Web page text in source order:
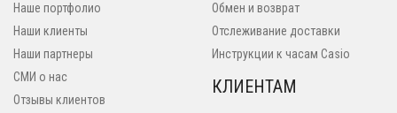
Наше портфолио
Наши клиенты
Наши партнеры
СМИ о нас
Отзывы клиентов
Обмен и возврат
Отслеживание доставки
Инструкции к часам Casio
КЛИЕНТАМ